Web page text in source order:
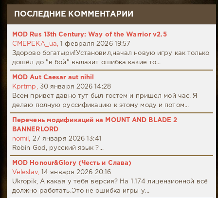
ПОСЛЕДНИЕ КОММЕНТАРИИ
MOD Rus 13th Century: Way of the Warrior v2.5
CMEPEKA_ua,
1 февраля 2026 19:57
Здорово богатыри!Установил,начал новую игру как только
дошёл до "в бой" вылазит ошибка какие то...
MOD Aut Caesar aut nihil
Kprtmp, 30 января 2026 14:28
Всем привет давно тут был гостем и пришел мой час. Я
делаю полную руссификацию к этому моду и потом...
Перечень модификаций на MOUNT AND BLADE 2
BANNERLORD
nomil, 27 января 2026 13:41
Robin God, русский язык ?...
MOD Honour&Glory (Честь и Слава)
Veleslav,
14 января 2026 20:16
Ukropik, А какая у тебя версия? На 1.174 лицензионной всё
должно работать.Это не ошибка игры у...